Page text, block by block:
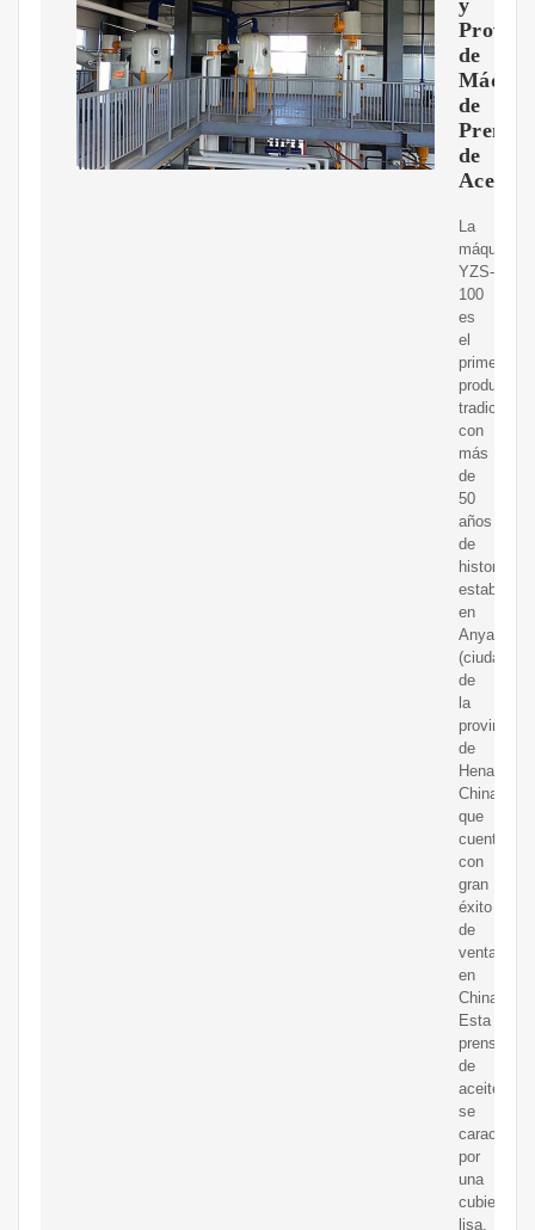
de
de
Prensa
de
Aceite
La
máquina
YZS-
100
es
el
primer
producto
tradicional
con
más
de
50
años
de
historia
en
Anyang
(ciudad
de
la
provincia
de
Henan,
China)
que
cuenta
con
gran
éxito
de
venta
en
China.
Esta
prensa
de
aceite
se
caracteriza
por
una
cubierta
lisa,